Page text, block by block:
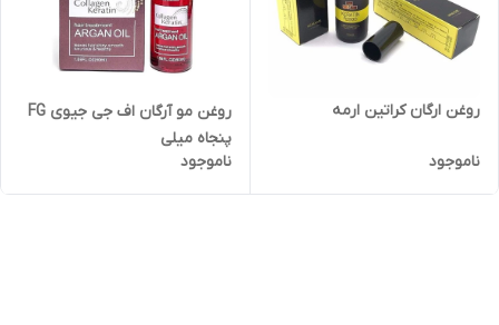
روغن ارگان کراتین ارمه
ناموجود
روغن مو آرگان اف جی جیوی FG
پنجاه میلی
ناموجود